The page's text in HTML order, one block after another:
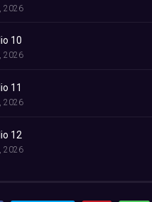
2026
10
2026
11
2026
12
2026